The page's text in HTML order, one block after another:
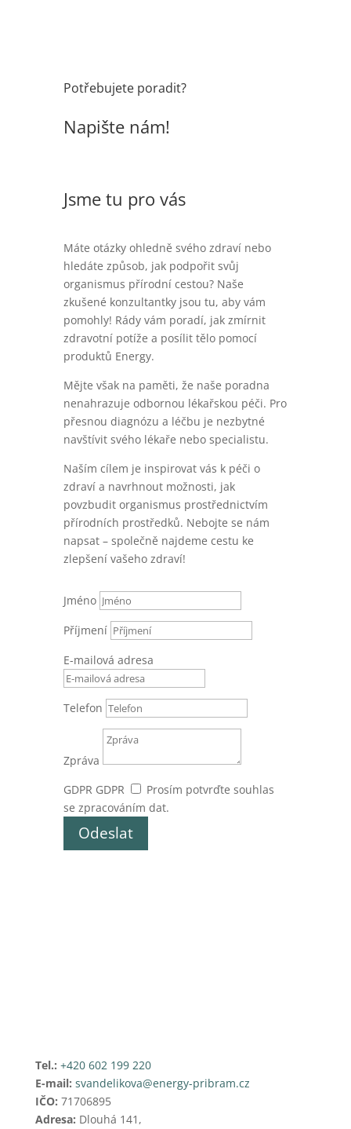
Potřebujete poradit?
Napište nám!
Jsme tu pro vás
Máte otázky ohledně svého zdraví nebo
hledáte způsob, jak podpořit svůj
organismus přírodní cestou? Naše
zkušené konzultantky jsou tu, aby vám
pomohly! Rády vám poradí, jak zmírnit
zdravotní potíže a posílit tělo pomocí
produktů Energy.
Mějte však na paměti, že naše poradna
nenahrazuje odbornou lékařskou péči. Pro
přesnou diagnózu a léčbu je nezbytné
navštívit svého lékaře nebo specialistu.
Naším cílem je inspirovat vás k péči o
zdraví a navrhnout možnosti, jak
povzbudit organismus prostřednictvím
přírodních prostředků. Nebojte se nám
napsat – společně najdeme cestu ke
zlepšení vašeho zdraví!
Jméno
Příjmení
E-mailová adresa
Telefon
Zpráva
GDPR GDPR
Prosím potvrďte souhlas
se zpracováním dat.
Odeslat
Tel.: +420 602 199 220
E-mail: svandelikova@energy-pribram.cz
IČO: 71706895
Adresa: Dlouhá 141,